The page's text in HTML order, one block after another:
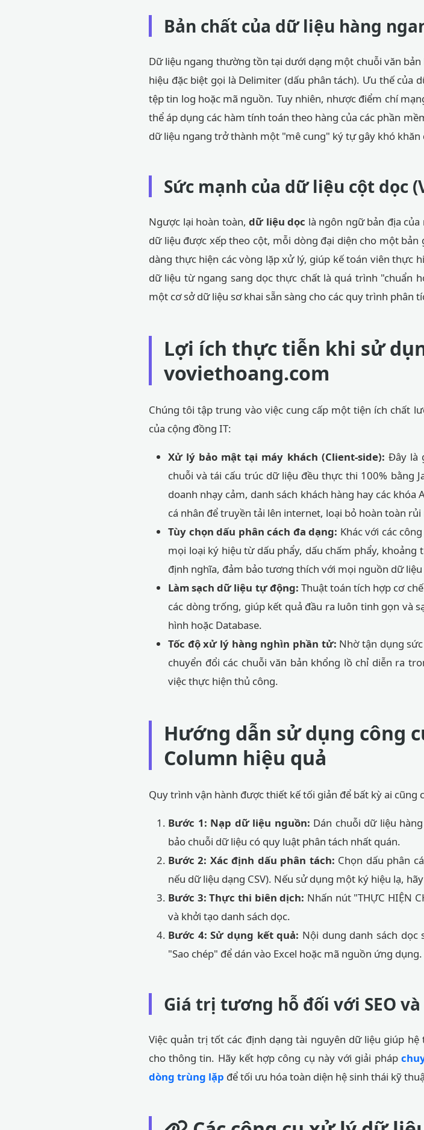
Bản chất của dữ liệu hàng
Dữ liệu ngang thường tồn tại dưới dạng một chuỗi văn
hiệu đặc biệt gọi là Delimiter (dấu phân tách). Ưu thế của
tệp tin log hoặc mã nguồn. Tuy nhiên, nhược điểm chí
thể áp dụng các hàm tính toán theo hàng của các phần
dữ liệu ngang trở thành một "mê cung" ký tự gây khó khăn
Sức mạnh của dữ liệu cột dọc
Ngược lại hoàn toàn, dữ liệu dọc là ngôn ngữ bản địa
dữ liệu được xếp theo cột, mỗi dòng đại diện cho một
dàng thực hiện các vòng lặp xử lý, giúp kế toán viên thực
dữ liệu từ ngang sang dọc thực chất là quá trình "chuẩn
một cơ sở dữ liệu sơ khai sẵn sàng cho các quy trình phân
Lợi ích thực tiễn khi sử
voviethoang.com
Chúng tôi tập trung vào việc cung cấp một tiện ích chất
của cộng đồng IT:
Xử lý bảo mật tại máy khách (Client-side): Đây là
chuỗi và tái cấu trúc dữ liệu đều thực thi 100% bằng
doanh nhạy cảm, danh sách khách hàng hay các
cá nhân để truyền tải lên internet, loại bỏ hoàn toàn
Tùy chọn dấu phân cách đa dạng: Khác với các
mọi loại ký hiệu từ dấu phẩy, dấu chấm phẩy,
định nghĩa, đảm bảo tương thích với mọi nguồn dữ liệu
Làm sạch dữ liệu tự động: Thuật toán tích hợp cơ
các dòng trống, giúp kết quả đầu ra luôn tinh gọn và
hình hoặc Database.
Tốc độ xử lý hàng nghìn phần tử: Nhờ tận dụng
chuyển đổi các chuỗi văn bản khổng lồ chỉ diễn ra
việc thực hiện thủ công.
Hướng dẫn sử dụng công
Column hiệu quả
Quy trình vận hành được thiết kế tối giản để bất kỳ ai
Bước 1: Nạp dữ liệu nguồn: Dán chuỗi dữ liệu
bảo chuỗi dữ liệu có quy luật phân tách nhất quán.
Bước 2: Xác định dấu phân tách: Chọn dấu phân
nếu dữ liệu dạng CSV). Nếu sử dụng một ký hiệu lạ,
Bước 3: Thực thi biên dịch: Nhấn nút "THỰC HIỆN
và khởi tạo danh sách dọc.
Bước 4: Sử dụng kết quả: Nội dung danh sách dọc
"Sao chép" để dán vào Excel hoặc mã nguồn ứng dụng.
Giá trị tương hỗ đối với SEO
Việc quản trị tốt các định dạng tài nguyên dữ liệu giúp
cho thông tin. Hãy kết hợp công cụ này với giải pháp
dòng trùng lặp để tối ưu hóa toàn diện hệ sinh thái kỹ